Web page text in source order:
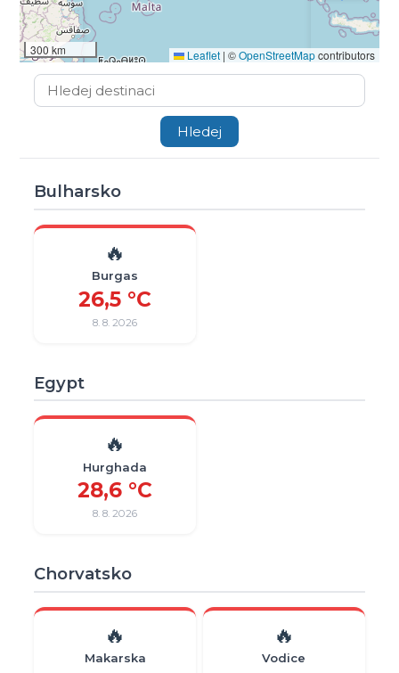
300 km Leaflet | ©OpenStreetMapcontributors
Bulharsko
🔥
Burgas
26,5 °C
8. 8. 2026
Egypt
🔥
Hurghada
28,6 °C
8. 8. 2026
Chorvatsko
🔥
Makarska
🔥
Vodice